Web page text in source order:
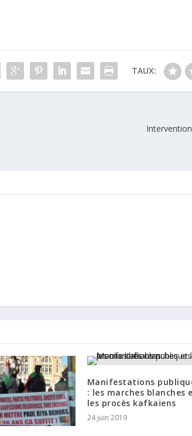
TAUX:
Manifestations
: les marches blanches
les procès kafkaïens
24 juin 2019